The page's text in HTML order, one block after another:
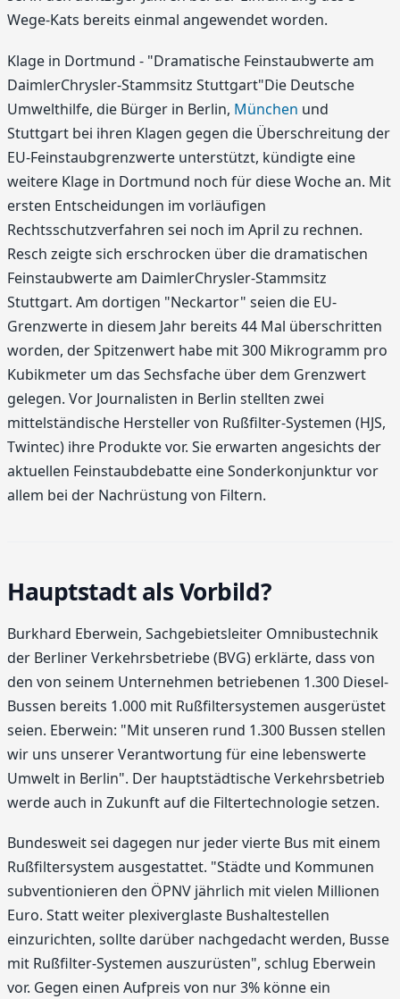
Wege-Kats bereits einmal angewendet worden.
Klage in Dortmund - "Dramatische Feinstaubwerte am
DaimlerChrysler-Stammsitz Stuttgart"Die Deutsche
Umwelthilfe, die Bürger in Berlin, München und
Stuttgart bei ihren Klagen gegen die Überschreitung der
EU-Feinstaubgrenzwerte unterstützt, kündigte eine
weitere Klage in Dortmund noch für diese Woche an. Mit
ersten Entscheidungen im vorläufigen
Rechtsschutzverfahren sei noch im April zu rechnen.
Resch zeigte sich erschrocken über die dramatischen
Feinstaubwerte am DaimlerChrysler-Stammsitz
Stuttgart. Am dortigen "Neckartor" seien die EU-
Grenzwerte in diesem Jahr bereits 44 Mal überschritten
worden, der Spitzenwert habe mit 300 Mikrogramm pro
Kubikmeter um das Sechsfache über dem Grenzwert
gelegen. Vor Journalisten in Berlin stellten zwei
mittelständische Hersteller von Rußfilter-Systemen (HJS,
Twintec) ihre Produkte vor. Sie erwarten angesichts der
aktuellen Feinstaubdebatte eine Sonderkonjunktur vor
allem bei der Nachrüstung von Filtern.
Hauptstadt als Vorbild?
Burkhard Eberwein, Sachgebietsleiter Omnibustechnik
der Berliner Verkehrsbetriebe (BVG) erklärte, dass von
den von seinem Unternehmen betriebenen 1.300 Diesel-
Bussen bereits 1.000 mit Rußfiltersystemen ausgerüstet
seien. Eberwein: "Mit unseren rund 1.300 Bussen stellen
wir uns unserer Verantwortung für eine lebenswerte
Umwelt in Berlin". Der hauptstädtische Verkehrsbetrieb
werde auch in Zukunft auf die Filtertechnologie setzen.
Bundesweit sei dagegen nur jeder vierte Bus mit einem
Rußfiltersystem ausgestattet. "Städte und Kommunen
subventionieren den ÖPNV jährlich mit vielen Millionen
Euro. Statt weiter plexiverglaste Bushaltestellen
einzurichten, sollte darüber nachgedacht werden, Busse
mit Rußfilter-Systemen auszurüsten", schlug Eberwein
vor. Gegen einen Aufpreis von nur 3% könne ein